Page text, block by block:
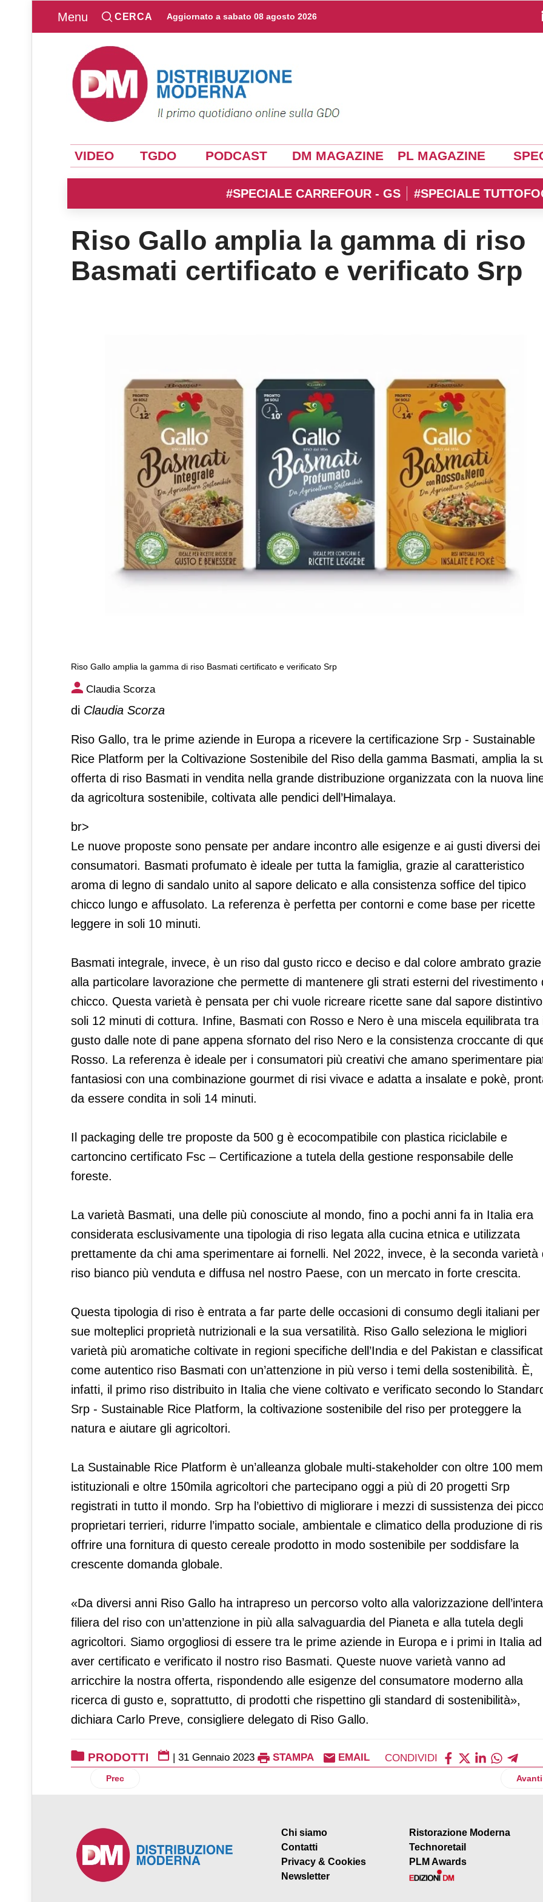
Menu CERCA Aggiornato a sabato 08 agosto 2026
VIDEO TGDO PODCAST DM MAGAZINE PL MAGAZINE
#SPECIALE CARREFOUR - GS #SPECIALE
Riso Gallo amplia la gamma di riso
Basmati certificato e verificato Srp
Riso Gallo amplia la gamma di riso Basmati certificato e verificato Srp
Riso Gallo amplia la gamma di riso Basmati certificato e verificato
Claudia Scorza
di Claudia Scorza
Riso Gallo, tra le prime aziende in Europa a ricevere la certificazione Srp - Sustainable
Rice Platform per la Coltivazione Sostenibile del Riso della gamma Basmati, amplia la
offerta di riso Basmati in vendita nella grande distribuzione organizzata con la nuova
da agricoltura sostenibile, coltivata alle pendici dell’Himalaya.
br>
Le nuove proposte sono pensate per andare incontro alle esigenze e ai gusti diversi dei
consumatori. Basmati profumato è ideale per tutta la famiglia, grazie al caratteristico
aroma di legno di sandalo unito al sapore delicato e alla consistenza soffice del tipico
chicco lungo e affusolato. La referenza è perfetta per contorni e come base per ricette
leggere in soli 10 minuti.
Basmati integrale, invece, è un riso dal gusto ricco e deciso e dal colore ambrato grazie
alla particolare lavorazione che permette di mantenere gli strati esterni del rivestimento
chicco. Questa varietà è pensata per chi vuole ricreare ricette sane dal sapore
soli 12 minuti di cottura. Infine, Basmati con Rosso e Nero è una miscela equilibrata tra
gusto dalle note di pane appena sfornato del riso Nero e la consistenza croccante di
Rosso. La referenza è ideale per i consumatori più creativi che amano sperimentare
fantasiosi con una combinazione gourmet di risi vivace e adatta a insalate e pokè,
da essere condita in soli 14 minuti.
Il packaging delle tre proposte da 500 g è ecocompatibile con plastica riciclabile e
cartoncino certificato Fsc – Certificazione a tutela della gestione responsabile delle
foreste.
La varietà Basmati, una delle più conosciute al mondo, fino a pochi anni fa in Italia era
considerata esclusivamente una tipologia di riso legata alla cucina etnica e utilizzata
prettamente da chi ama sperimentare ai fornelli. Nel 2022, invece, è la seconda varietà
riso bianco più venduta e diffusa nel nostro Paese, con un mercato in forte crescita.
Questa tipologia di riso è entrata a far parte delle occasioni di consumo degli italiani per
sue molteplici proprietà nutrizionali e la sua versatilità. Riso Gallo seleziona le migliori
varietà più aromatiche coltivate in regioni specifiche dell’India e del Pakistan e
come autentico riso Basmati con un’attenzione in più verso i temi della sostenibilità. È,
infatti, il primo riso distribuito in Italia che viene coltivato e verificato secondo lo
Srp - Sustainable Rice Platform, la coltivazione sostenibile del riso per proteggere la
natura e aiutare gli agricoltori.
La Sustainable Rice Platform è un’alleanza globale multi-stakeholder con oltre 100
istituzionali e oltre 150mila agricoltori che partecipano oggi a più di 20 progetti Srp
registrati in tutto il mondo. Srp ha l’obiettivo di migliorare i mezzi di sussistenza dei
proprietari terrieri, ridurre l’impatto sociale, ambientale e climatico della produzione di
offrire una fornitura di questo cereale prodotto in modo sostenibile per soddisfare la
crescente domanda globale.
«Da diversi anni Riso Gallo ha intrapreso un percorso volto alla valorizzazione dell’intera
filiera del riso con un’attenzione in più alla salvaguardia del Pianeta e alla tutela degli
agricoltori. Siamo orgogliosi di essere tra le prime aziende in Europa e i primi in Italia ad
aver certificato e verificato il nostro riso Basmati. Queste nuove varietà vanno ad
arricchire la nostra offerta, rispondendo alle esigenze del consumatore moderno alla
ricerca di gusto e, soprattutto, di prodotti che rispettino gli standard di sostenibilità»,
dichiara Carlo Preve, consigliere delegato di Riso Gallo.
PRODOTTI | 31 Gennaio 2023 STAMPA EMAIL CONDIVIDI
Articolo precedente: Latteria Sociale Merano propone Bella Vita Protein 21g
Prec Avanti
Chi siamo
Contatti
Privacy & Cookies
Newsletter
Ristorazione Moderna
Technoretail
PLM Awards